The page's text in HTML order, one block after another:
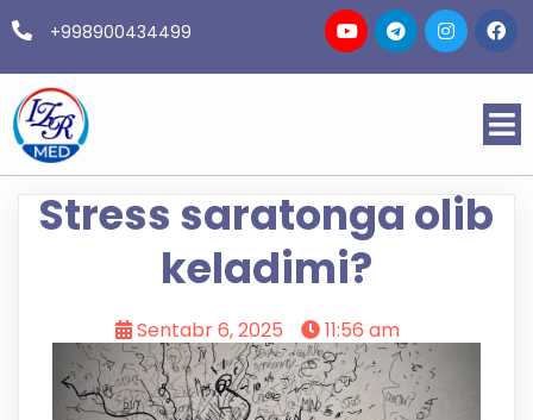
+998900434499
Stress saratonga olib
keladimi?
Sentabr 6, 2025 11:56 am